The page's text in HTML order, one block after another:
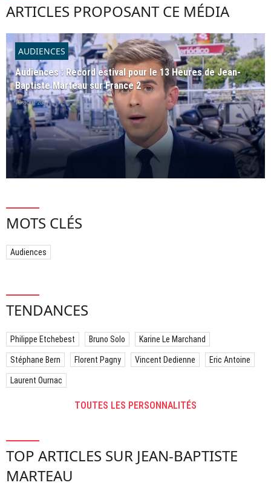
ARTICLES PROPOSANT CE MÉDIA
AUDIENCES
Audiences : Record estival pour le 13 Heures de Jean-
Baptiste Marteau sur France 2
19 août 2017
MOTS CLÉS
Audiences
TENDANCES
Philippe Etchebest Bruno Solo Karine Le Marchand
Stéphane Bern Florent Pagny Vincent Dedienne Eric Antoine
Laurent Ournac
TOUTES LES PERSONNALITÉS
TOP ARTICLES SUR JEAN-BAPTISTE
MARTEAU